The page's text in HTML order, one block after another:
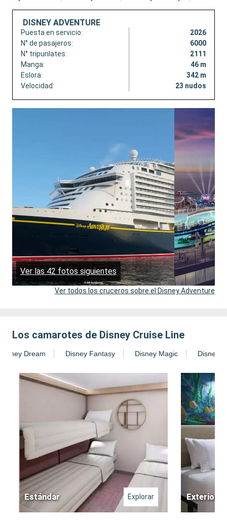
DISNEY ADVENTURE
Puesta en servicio:
2026
N° de pasajeros:
6000
N° tripunlates:
2111
Manga:
46 m
Eslora:
342 m
Velocidad:
23 nudos
Ver las 42 fotos siguientes
Ver todos los cruceros sobre el Disney Adventure
Los camarotes de Disney Cruise Line
Disney Dream Disney Fantasy Disney Magic Disney
Estándar Explorar Exterior